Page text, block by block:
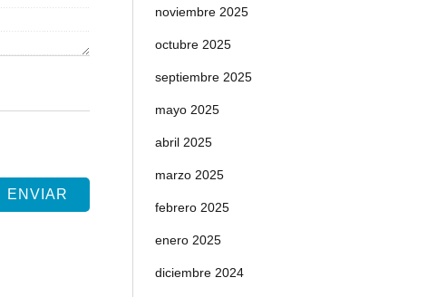
noviembre 2025
octubre 2025
septiembre 2025
mayo 2025
abril 2025
marzo 2025
febrero 2025
enero 2025
diciembre 2024